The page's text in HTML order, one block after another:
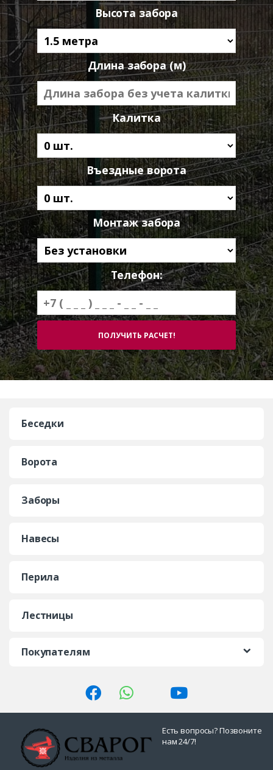
Высота забора
Длина забора (м)
Калитка
Въездные ворота
Монтаж забора
Телефон:
Беседки
Ворота
Заборы
Навесы
Перила
Лестницы
Покупателям
Есть вопросы? Позвоните
нам 24/7!